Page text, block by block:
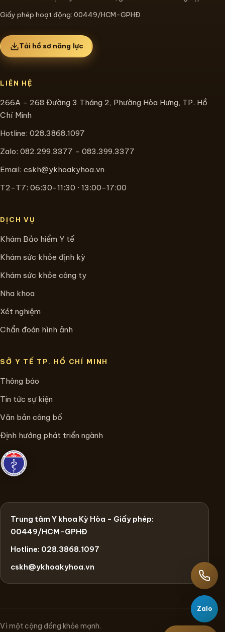
Giấy phép hoạt động: 00449/HCM-GPHĐ
Tải hồ sơ năng lực
LIÊN HỆ
266A - 268 Đường 3 Tháng 2, Phường Hòa Hưng, TP. Hồ
Chí Minh
Hotline: 028.3868.1097
Zalo: 082.299.3377 - 083.399.3377
Email: cskh@ykhoakyhoa.vn
T2-T7: 06:30-11:30 · 13:00-17:00
DỊCH VỤ
Khám Bảo hiểm Y tế
Khám sức khỏe định kỳ
Khám sức khỏe công ty
Nha khoa
Xét nghiệm
Chẩn đoán hình ảnh
SỞ Y TẾ TP. HỒ CHÍ MINH
Thông báo
Tin tức sự kiện
Văn bản công bố
Định hướng phát triển ngành
Trung tâm Y khoa Kỳ Hòa - Giấy phép:
00449/HCM-GPHĐ
Hotline: 028.3868.1097
cskh@ykhoakyhoa.vn
Vì một cộng đồng khỏe mạnh.
Zalo